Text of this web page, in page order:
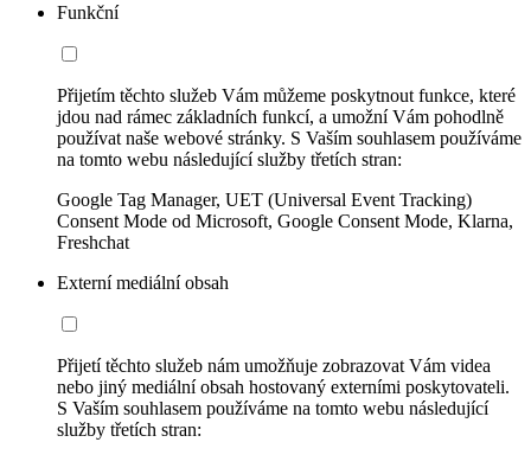
Funkční
Přijetím těchto služeb Vám můžeme poskytnout funkce, které
jdou nad rámec základních funkcí, a umožní Vám pohodlně
používat naše webové stránky. S Vaším souhlasem používáme
na tomto webu následující služby třetích stran:
Google Tag Manager, UET (Universal Event Tracking)
Consent Mode od Microsoft, Google Consent Mode, Klarna,
Freshchat
Externí mediální obsah
Přijetí těchto služeb nám umožňuje zobrazovat Vám videa
nebo jiný mediální obsah hostovaný externími poskytovateli.
S Vaším souhlasem používáme na tomto webu následující
služby třetích stran: